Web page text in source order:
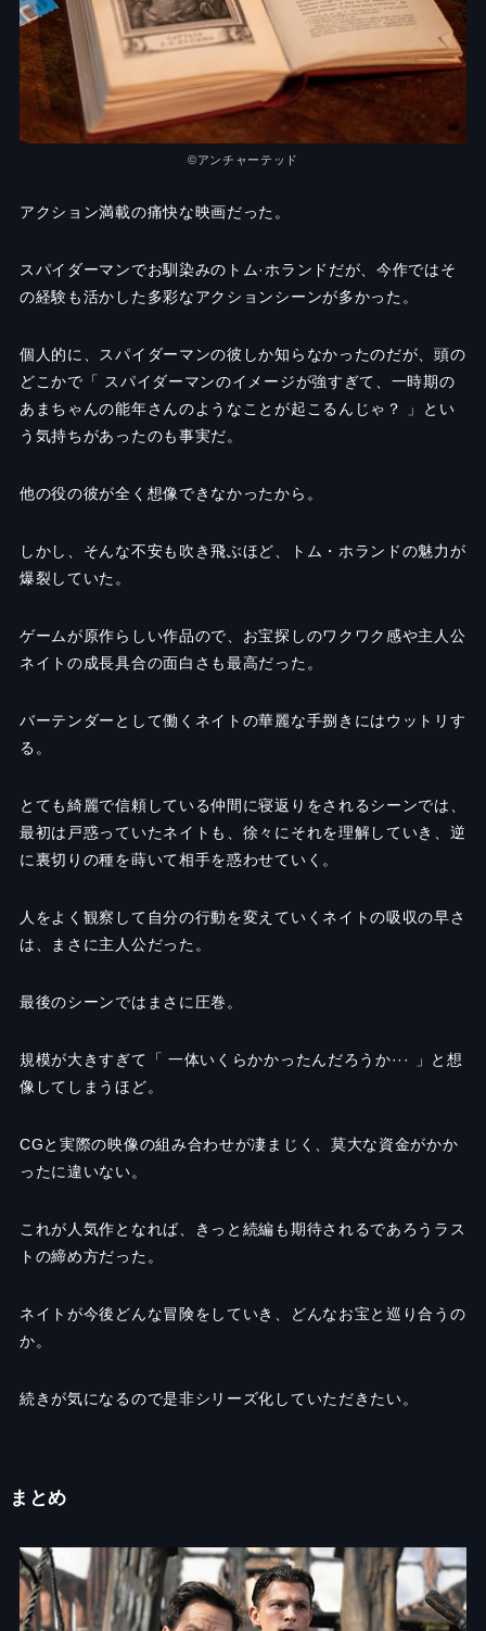
©︎アンチャーテッド
アクション満載の痛快な映画だった。
スパイダーマンでお馴染みのトム·ホランドだが、今作ではそ
の経験も活かした多彩なアクションシーンが多かった。
個人的に、スパイダーマンの彼しか知らなかったのだが、頭の
どこかで「 スパイダーマンのイメージが強すぎて、一時期の
あまちゃんの能年さんのようなことが起こるんじゃ？ 」とい
う気持ちがあったのも事実だ。
他の役の彼が全く想像できなかったから。
しかし、そんな不安も吹き飛ぶほど、トム・ホランドの魅力が
爆裂していた。
ゲームが原作らしい作品ので、お宝探しのワクワク感や主人公
ネイトの成長具合の面白さも最高だった。
バーテンダーとして働くネイトの華麗な手捌きにはウットリす
る。
とても綺麗で信頼している仲間に寝返りをされるシーンでは、
最初は戸惑っていたネイトも、徐々にそれを理解していき、逆
に裏切りの種を蒔いて相手を惑わせていく。
人をよく観察して自分の行動を変えていくネイトの吸収の早さ
は、まさに主人公だった。
最後のシーンではまさに圧巻。
規模が大きすぎて「 一体いくらかかったんだろうか··· 」と想
像してしまうほど。
CGと実際の映像の組み合わせが凄まじく、莫大な資金がかか
ったに違いない。
これが人気作となれば、きっと続編も期待されるであろうラス
トの締め方だった。
ネイトが今後どんな冒険をしていき、どんなお宝と巡り合うの
か。
続きが気になるので是非シリーズ化していただきたい。
まとめ